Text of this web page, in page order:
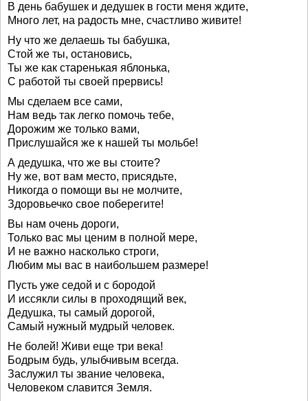
В день бабушек и дедушек в гости меня ждите,
Много лет, на радость мне, счастливо живите!
Ну что же делаешь ты бабушка,
Стой же ты, остановись,
Ты же как старенькая яблонька,
С работой ты своей прервись!
Мы сделаем все сами,
Нам ведь так легко помочь тебе,
Дорожим же только вами,
Прислушайся же к нашей ты мольбе!
А дедушка, что же вы стоите?
Ну же, вот вам место, присядьте,
Никогда о помощи вы не молчите,
Здоровьечко свое поберегите!
Вы нам очень дороги,
Только вас мы ценим в полной мере,
И не важно насколько строги,
Любим мы вас в наибольшем размере!
Пусть уже седой и с бородой
И иссякли силы в проходящий век,
Дедушка, ты самый дорогой,
Самый нужный мудрый человек.
Не болей! Живи еще три века!
Бодрым будь, улыбчивым всегда.
Заслужил ты звание человека,
Человеком славится Земля.